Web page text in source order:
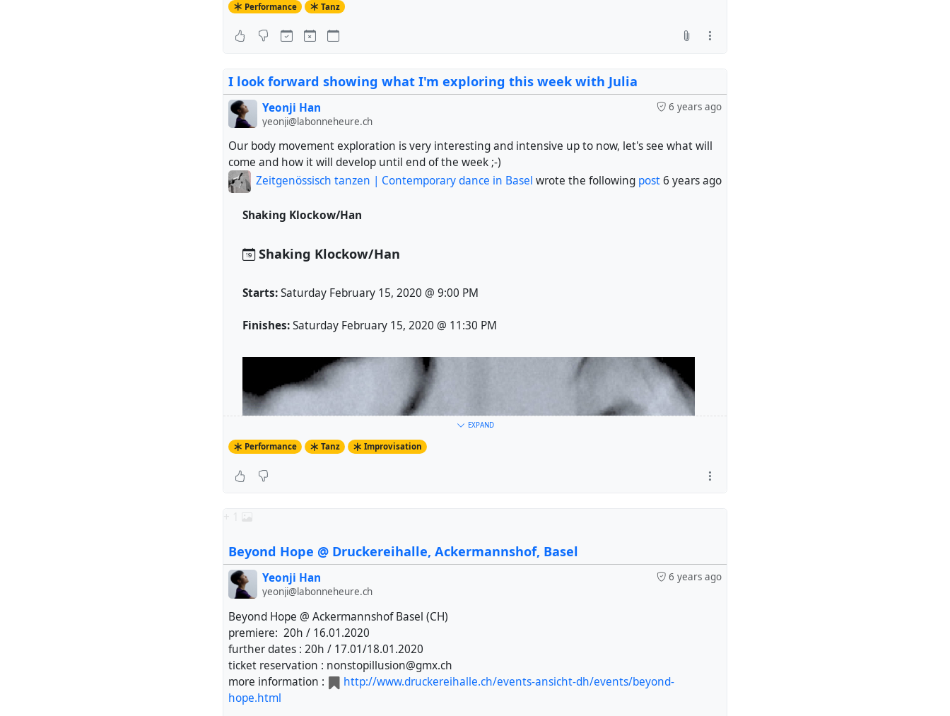
Performance Tanz
I look forward showing what I'm exploring this week with Julia
6 years ago
Yeonji Han
yeonji@labonneheure.ch
Our body movement exploration is very interesting and intensive up to now, let's see what will
come and how it will develop until end of the week ;-)
Zeitgenössisch tanzen | Contemporary dance in Basel wrote the following post6 years ago
Shaking Klockow/Han
Shaking Klockow/Han
Starts:Saturday February 15, 2020 @ 9:00 PM
Finishes:Saturday February 15, 2020 @ 11:30 PM
Yeonji Hanand Julia Klockow make a movement exploration about shaking at
during 10.- 14.02.2020. Two years ago they already created a short piece called "Zones" at
TIP-School about this topic and wanted to continue.
EXPAND
Performance Tanz Improvisation
Beyond Hope @ Druckereihalle, Ackermannshof, Basel
6 years ago
Yeonji Han
yeonji@labonneheure.ch
Beyond Hope @ Ackermannshof Basel (CH)
premiere: 20h / 16.01.2020
further dates : 20h / 17.01/18.01.2020
ticket reservation : nonstopillusion@gmx.ch
more information :
http://www.druckereihalle.ch/events-ansicht-dh/events/beyond-
hope.html